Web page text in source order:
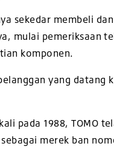
sekedar membeli
mulai pemeriksaan
komponen.
yang
pada 1988, TOMO
merek ban